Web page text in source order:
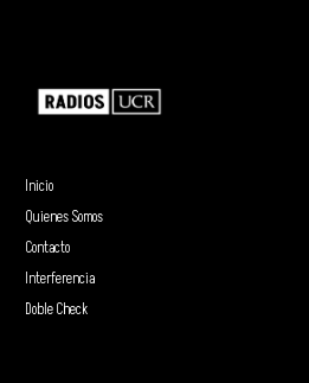
Inicio
Quienes Somos
Contacto
Interferencia
Doble Check